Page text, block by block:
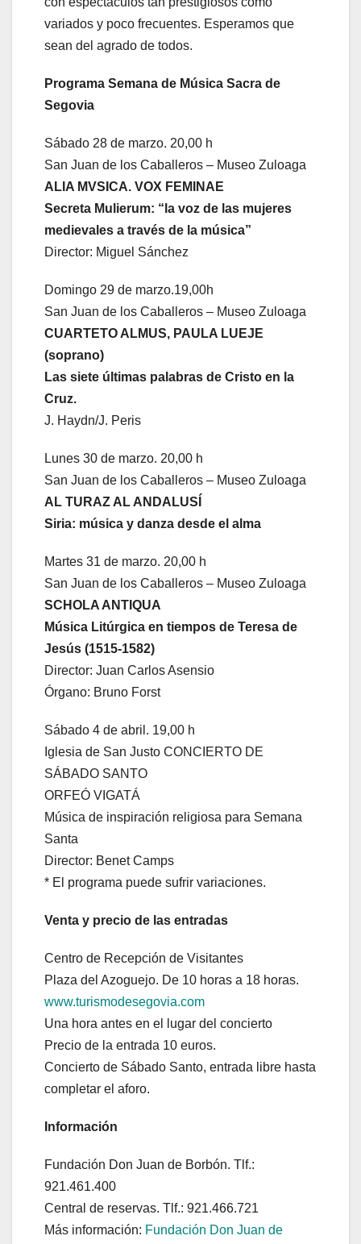
variados y poco frecuentes. Esperamos que
sean del agrado de todos.
Programa Semana de Música Sacra de
Segovia
Sábado 28 de marzo. 20,00 h
San Juan de los Caballeros – Museo Zuloaga
ALIA MVSICA. VOX FEMINAE
Secreta Mulierum: “la voz de las mujeres
medievales a través de la música”
Director: Miguel Sánchez
Domingo 29 de marzo.19,00h
San Juan de los Caballeros – Museo Zuloaga
CUARTETO ALMUS, PAULA LUEJE
(soprano)
Las siete últimas palabras de Cristo en la
Cruz.
J. Haydn/J. Peris
Lunes 30 de marzo. 20,00 h
San Juan de los Caballeros – Museo Zuloaga
AL TURAZ AL ANDALUSÍ
Siria: música y danza desde el alma
Martes 31 de marzo. 20,00 h
San Juan de los Caballeros – Museo Zuloaga
SCHOLA ANTIQUA
Música Litúrgica en tiempos de Teresa de
Jesús (1515-1582)
Director: Juan Carlos Asensio
Órgano: Bruno Forst
Sábado 4 de abril. 19,00 h
Iglesia de San Justo CONCIERTO DE
SÁBADO SANTO
ORFEÓ VIGATÁ
Música de inspiración religiosa para Semana
Santa
Director: Benet Camps
* El programa puede sufrir variaciones.
Venta y precio de las entradas
Centro de Recepción de Visitantes
Plaza del Azoguejo. De 10 horas a 18 horas.
www.turismodesegovia.com
Una hora antes en el lugar del concierto
Precio de la entrada 10 euros.
Concierto de Sábado Santo, entrada libre hasta
completar el aforo.
Información
Fundación Don Juan de Borbón. Tlf.:
921.461.400
Central de reservas. Tlf.: 921.466.721
Más información: Fundación Don Juan de